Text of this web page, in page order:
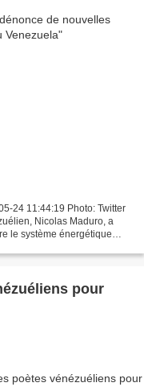
24 11:44:19 Photo: Twitter
Nicolas Maduro, a
le système énergétique
pour